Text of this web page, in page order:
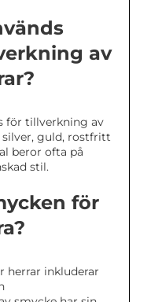
av
för tillverkning av
guld, rostfritt
beror ofta på
stil.
för
herrar inkluderar